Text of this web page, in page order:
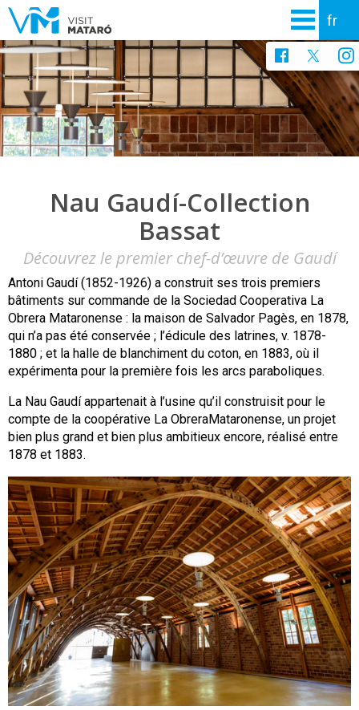
Nau Gaudí-Collection
Bassat
Découvrez le premier chef-d’œuvre de Gaudí
Antoni Gaudí (1852-1926) a construit ses trois premiers
bâtiments sur commande de la Sociedad Cooperativa La
Obrera Mataronense : la maison de Salvador Pagès, en 1878,
qui n’a pas été conservée ; l’édicule des latrines, v. 1878-
1880 ; et la halle de blanchiment du coton, en 1883, où il
expérimenta pour la première fois les arcs paraboliques.
La Nau Gaudí appartenait à l’usine qu’il construisit pour le
compte de la coopérative La ObreraMataronense, un projet
bien plus grand et bien plus ambitieux encore, réalisé entre
1878 et 1883.